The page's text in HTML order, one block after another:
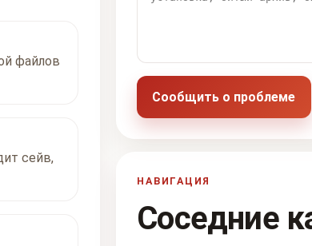
файлов
сейв,
Сообщить о проблеме
НАВИГАЦИЯ
Соседние